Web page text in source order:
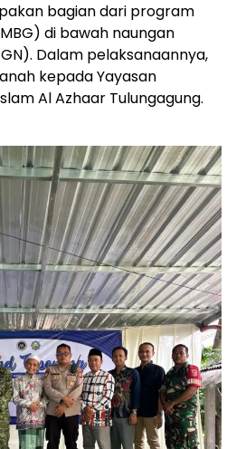
bagian dari program
di bawah naungan
Dalam pelaksanaannya,
kepada Yayasan
Al Azhaar Tulungagung.